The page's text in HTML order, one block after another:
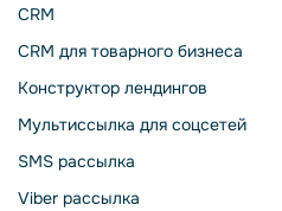
CRM
CRM для товарного бизнеса
Конструктор лендингов
Мультиссылка для соцсетей
SMS рассылка
Viber рассылка